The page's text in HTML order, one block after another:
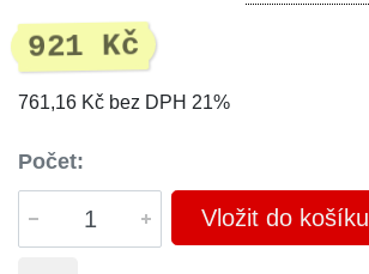
921 Kč
761,16 Kč bez DPH 21%
Počet:
Vložit do košíku